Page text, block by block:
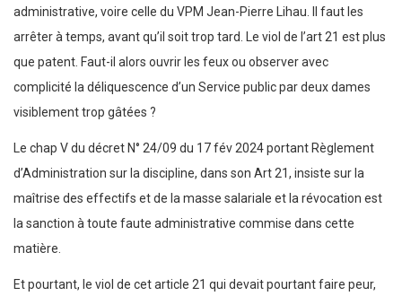
administrative, voire celle du VPM Jean-Pierre Lihau. Il faut les
arrêter à temps, avant qu’il soit trop tard. Le viol de l’art 21 est plus
que patent. Faut-il alors ouvrir les feux ou observer avec
complicité la déliquescence d’un Service public par deux dames
visiblement trop gâtées ?
Le chap V du décret N° 24/09 du 17 fév 2024 portant Règlement
d’Administration sur la discipline, dans son Art 21, insiste sur la
maîtrise des effectifs et de la masse salariale et la révocation est
la sanction à toute faute administrative commise dans cette
matière.
Et pourtant, le viol de cet article 21 qui devait pourtant faire peur,